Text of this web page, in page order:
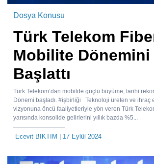
Dosya Konusu
Türk Telekom
Mobilite Dönemini
Başlattı
Türk Telekom’dan mobilde güçlü büyüme, tarihi
Dönemi başladı. #işbirliği Teknoloji üreten ve ihraç
vizyonuna öncü faaliyetleriyle yön veren Türk
yarısında konsolide gelirlerini yıllık bazda %5...
Ecevit BIKTIM | 17 Eylül 2024